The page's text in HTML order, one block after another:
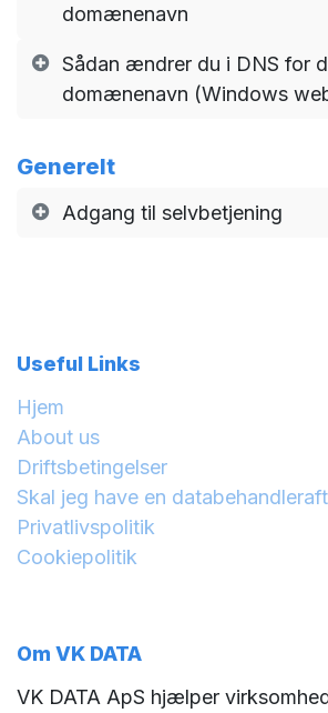
domænenavn
Sådan ændrer du i DNS for
domænenavn (Windows
Generelt
Adgang til selvbetjening
Useful Links
Hjem
About us
Driftsbetingelser
Skal jeg have en
Privatlivspolitik
Cookiepolitik
Om VK DATA
VK DATA ApS hjælper